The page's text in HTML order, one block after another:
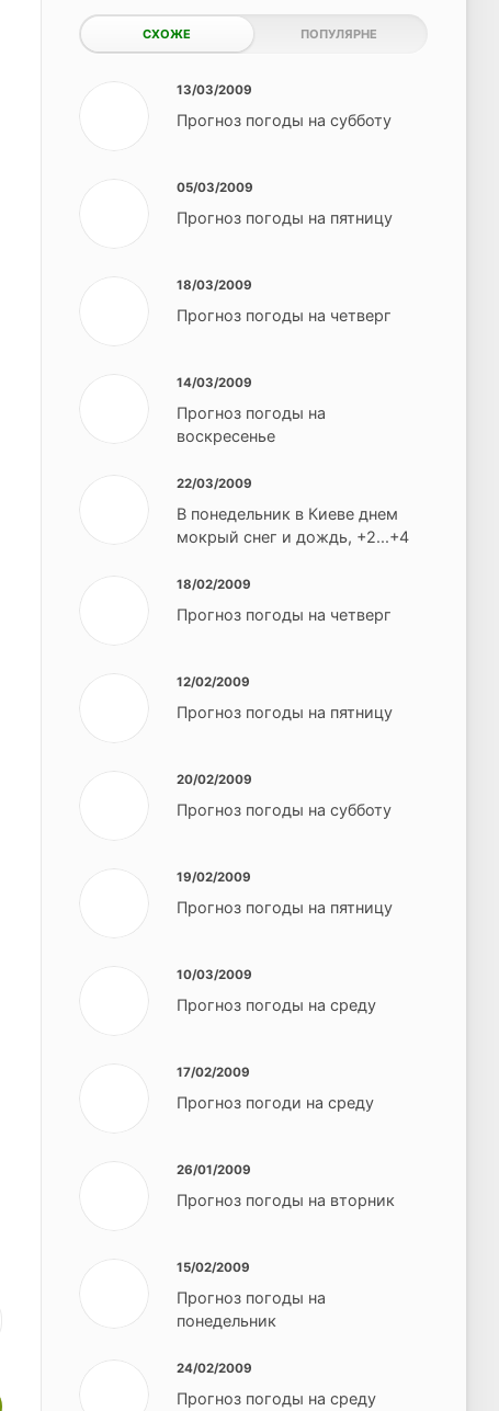
СХОЖЕ ПОПУЛЯРНЕ
13/03/2009
Прогноз погоды на субботу
05/03/2009
Прогноз погоды на пятницу
18/03/2009
Прогноз погоды на четверг
14/03/2009
Прогноз погоды на
воскресенье
22/03/2009
В понедельник в Киеве днем
мокрый снег и дождь, +2...+4
18/02/2009
Прогноз погоды на четверг
12/02/2009
Прогноз погоды на пятницу
20/02/2009
Прогноз погоды на субботу
19/02/2009
Прогноз погоды на пятницу
10/03/2009
Прогноз погоды на среду
17/02/2009
Прогноз погоди на среду
26/01/2009
Прогноз погоды на вторник
15/02/2009
Прогноз погоды на
понедельник
24/02/2009
Прогноз погоды на среду